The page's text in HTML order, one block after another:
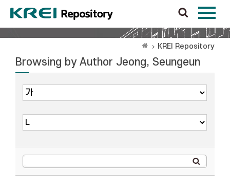
KREI Repository
Browsing by Author Jeong, Seungeun